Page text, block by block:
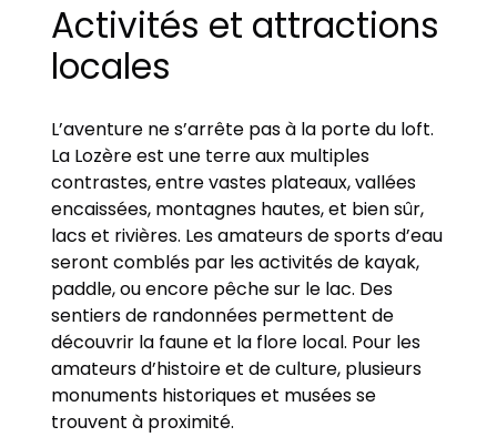
Activités et attractions
locales
L’aventure ne s’arrête pas à la porte du loft.
La Lozère est une terre aux multiples
contrastes, entre vastes plateaux, vallées
encaissées, montagnes hautes, et bien sûr,
lacs et rivières. Les amateurs de sports d’eau
seront comblés par les activités de kayak,
paddle, ou encore pêche sur le lac. Des
sentiers de randonnées permettent de
découvrir la faune et la flore local. Pour les
amateurs d’histoire et de culture, plusieurs
monuments historiques et musées se
trouvent à proximité.